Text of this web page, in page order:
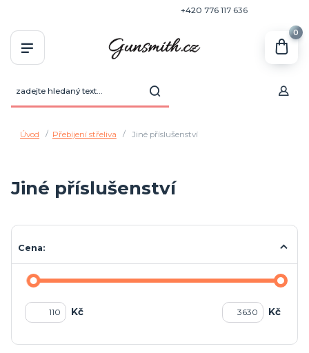
+420 776 117 636
0
Úvod Přebíjení střeliva Jiné příslušenství
Jiné příslušenství
Cena:
Kč Kč